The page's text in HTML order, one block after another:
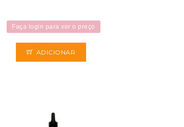
Faça login para ver o preço
ADICIONAR